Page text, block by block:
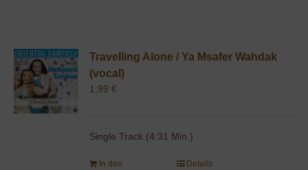
Travelling Alone / Ya Msafer Wahdak
(vocal)
1,99€
Single Track (4:31 Min.)
In den
Details